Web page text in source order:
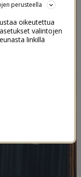
perusteella
oikeutettua
valintojen
linkillä